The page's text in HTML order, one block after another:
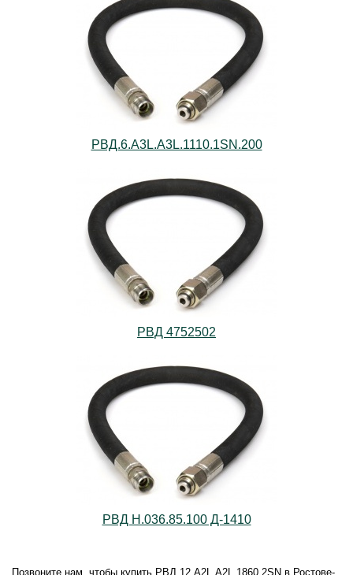
РВД.6.А3L.А3L.1110.1SN.200
РВД 4752502
РВД Н.036.85.100 Д-1410
Позвоните нам, чтобы купить РВД.12.А2L.А2L.1860.2SN в Ростове-